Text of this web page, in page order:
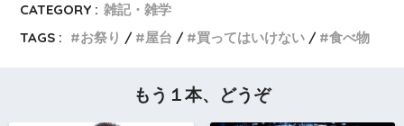
CATEGORY : 雑記・雑学
TAGS :
お祭り 屋台 買ってはいけない 食べ物
もう１本、どうぞ